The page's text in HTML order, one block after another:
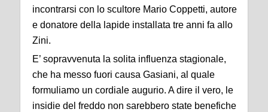
incontrarsi con lo scultore Mario Coppetti, autore
e donatore della lapide installata tre anni fa allo
Zini.
E’ sopravvenuta la solita influenza stagionale,
che ha messo fuori causa Gasiani, al quale
formuliamo un cordiale augurio. A dire il vero, le
insidie del freddo non sarebbero state benefiche